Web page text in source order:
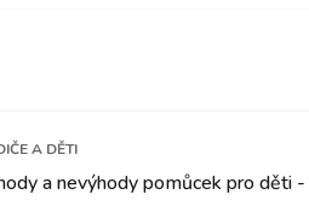
A DĚTI
a nevýhody pomůcek pro děti